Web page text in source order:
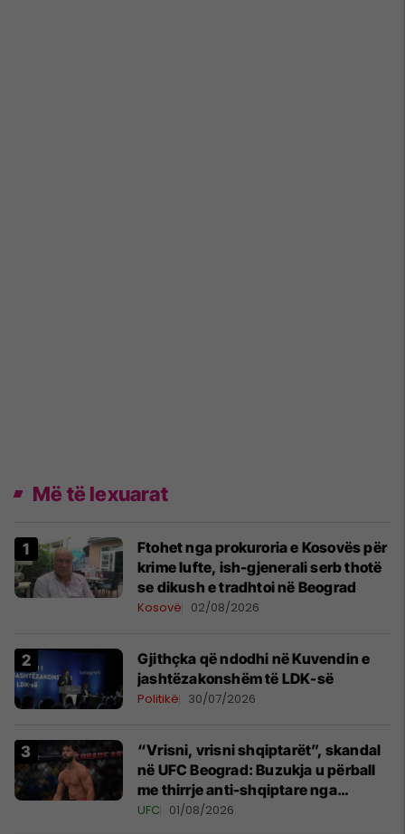
Më të lexuarat
Ftohet nga prokuroria e Kosovës për
krime lufte, ish-gjenerali serb thotë
se dikush e tradhtoi në Beograd
Kosovë 02/08/2026
Gjithçka që ndodhi në Kuvendin e
jashtëzakonshëm të LDK-së
Politikë 30/07/2026
“Vrisni, vrisni shqiptarët”, skandal
në UFC Beograd: Buzukja u përball
me thirrje anti-shqiptare nga
tribunat
UFC 01/08/2026